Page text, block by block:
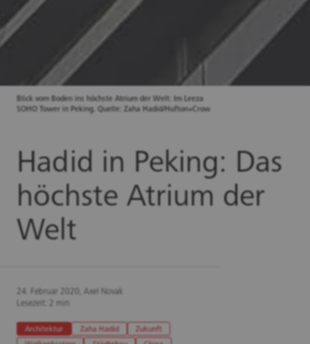
Blick vom Boden ins höchste Atrium der Welt: Im Leeza
SOHO Tower in Peking. Quelle: Zaha Hadid/Hufton+Crow
Hadid in Peking: Das
höchste Atrium der
Welt
24. Februar 2020, Axel Novak
Lesezeit: 2 min
Architektur Zaha Hadid
Zukunft